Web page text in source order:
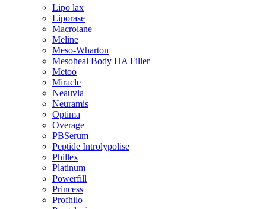
Lipo lax
Liporase
Macrolane
Meline
Meso-Wharton
Mesoheal Body HA Filler
Metoo
Miracle
Neauvia
Neuramis
Optima
Overage
PBSerum
Peptide Introlypolise
Phillex
Platinum
Powerfill
Princess
Profhilo